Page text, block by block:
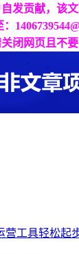
发贡献，该
闭网页且不
工具轻松起